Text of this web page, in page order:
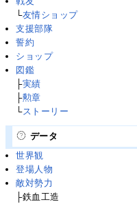
└友情ショップ
支援部隊
誓約
ショップ
図鑑
├実績
├勲章
└ストーリー
データ
世界観
登場人物
敵対勢力
├鉄血工造